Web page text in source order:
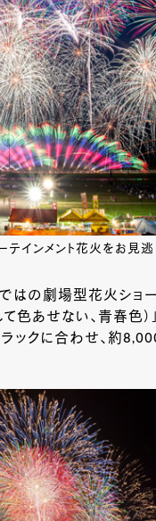
インメント花火をお見逃
の劇場型花火ショー
色あせない、青春色）
ックに合わせ、約